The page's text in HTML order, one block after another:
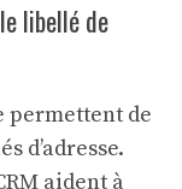
libellé de
permettent de
d’adresse.
aident à